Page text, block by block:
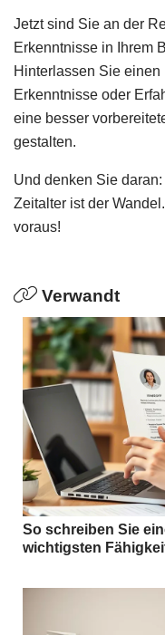
Jetzt sind Sie an der
Erkenntnisse in Ihrem
Hinterlassen Sie
Erkenntnisse oder
eine besser
gestalten.
Und denken Sie
Zeitalter ist der
voraus!
Verwandt
So schreiben Sie
wichtigsten